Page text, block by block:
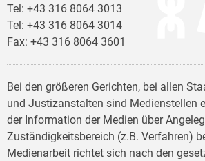
Tel: +43 316 8064 3013
Tel: +43 316 8064 3014
Fax: +43 316 8064 3601
Bei den größeren Gerichten, bei allen
und Justizanstalten sind Medienstellen
der Information der Medien über
Zuständigkeitsbereich (z.B. Verfahren)
Medienarbeit richtet sich nach den